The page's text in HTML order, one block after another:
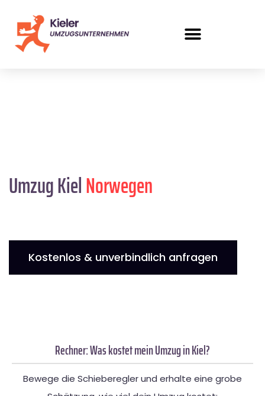
Umzug KielNorwegen
Kostenlos & unverbindlich anfragen
Rechner: Was kostet mein Umzug in Kiel?
Bewege die Schieberegler und erhalte eine grobe